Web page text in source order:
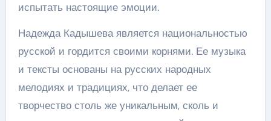
испытать настоящие эмоции.
Надежда Кадышева является национальностью
русской и гордится своими корнями. Ее музыка
и тексты основаны на русских народных
мелодиях и традициях, что делает ее
творчество столь же уникальным, сколь и